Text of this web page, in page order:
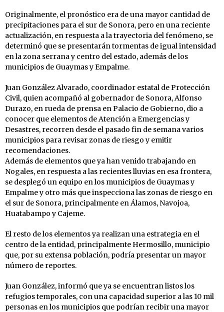
Originalmente, el pronóstico era de una mayor cantidad de
precipitaciones para el sur de Sonora, pero en una reciente
actualización, en respuesta a la trayectoria del fenómeno, se
determinó que se presentarán tormentas de igual intensidad
en la zona serrana y centro del estado, además de los
municipios de Guaymas y Empalme.
Juan González Alvarado, coordinador estatal de Protección
Civil, quien acompañó al gobernador de Sonora, Alfonso
Durazo, en rueda de prensa en Palacio de Gobierno, dio a
conocer que elementos de Atención a Emergencias y
Desastres, recorren desde el pasado fin de semana varios
municipios para revisar zonas de riesgo y emitir
recomendaciones.
Además de elementos que ya han venido trabajando en
Nogales, en respuesta a las recientes lluvias en esa frontera,
se desplegó un equipo en los municipios de Guaymas y
Empalme y otro más que inspecciona las zonas de riesgo en
el sur de Sonora, principalmente en Álamos, Navojoa,
Huatabampo y Cajeme.
El resto de los elementos ya realizan una estrategia en el
centro de la entidad, principalmente Hermosillo, municipio
que, por su extensa población, podría presentar un mayor
número de reportes.
Juan González, informó que ya se encuentran listos los
refugios temporales, con una capacidad superior a las 10 mil
personas en los municipios que podrían recibir una mayor